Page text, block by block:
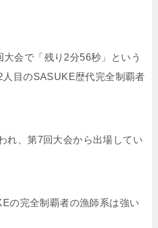
会で「残り2分56秒」という
目のSASUKE歴代完全制覇者
れ、第7回大会から出場してい
の完全制覇者の漁師系は強い